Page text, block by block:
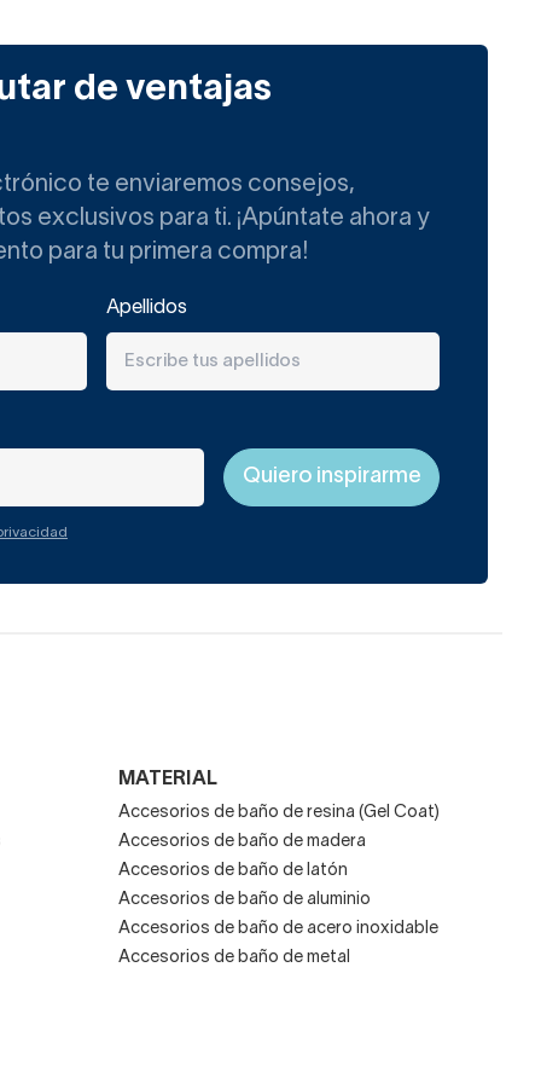
de pared de baño
integrada.
limpia, ordenada y más
a la solar, que no
buen espejo y una
las decoraciones
de diseño clásico.
de ventajas
te enviaremos consejos,
exclusivos para ti. ¡Apúntate ahora y
para tu primera compra!
Apellidos
MATERIAL
Accesorios de baño de resina (Gel Coat)
Accesorios de baño de madera
Accesorios de baño de latón
Accesorios de baño de aluminio
Accesorios de baño de acero inoxidable
Accesorios de baño de metal